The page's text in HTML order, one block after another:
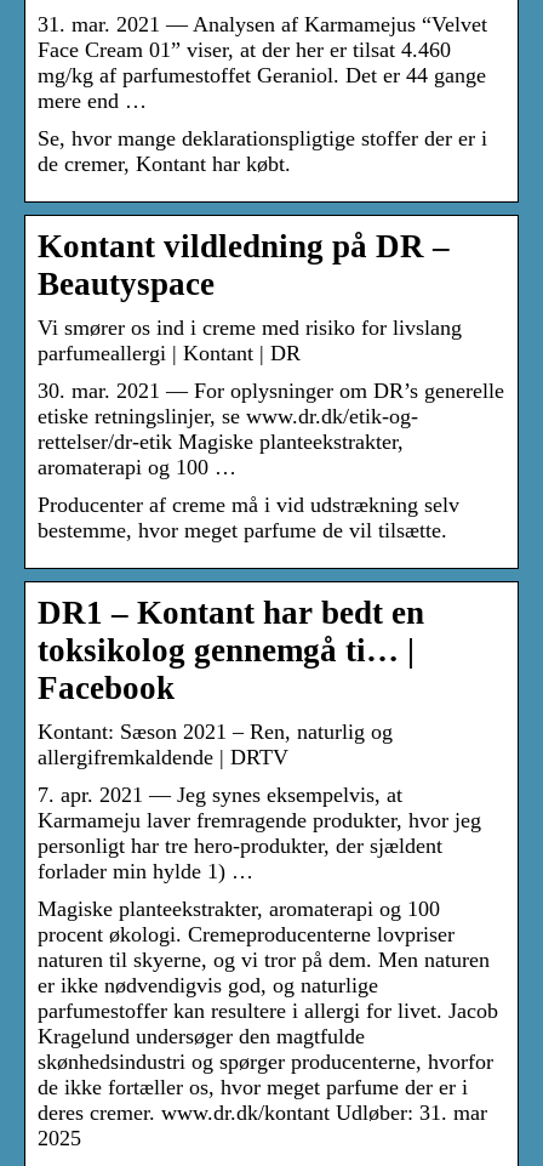
31. mar. 2021 — Analysen af Karmamejus “Velvet
Face Cream 01” viser, at der her er tilsat 4.460
mg/kg af parfumestoffet Geraniol. Det er 44 gange
mere end …
Se, hvor mange deklarationspligtige stoffer der er i
de cremer, Kontant har købt.
Kontant vildledning på DR –
Beautyspace
Vi smører os ind i creme med risiko for livslang
parfumeallergi | Kontant | DR
30. mar. 2021 — For oplysninger om DR’s generelle
etiske retningslinjer, se www.dr.dk/etik-og-
rettelser/dr-etik Magiske planteekstrakter,
aromaterapi og 100 …
Producenter af creme må i vid udstrækning selv
bestemme, hvor meget parfume de vil tilsætte.
DR1 – Kontant har bedt en
toksikolog gennemgå ti… |
Facebook
Kontant: Sæson 2021 – Ren, naturlig og
allergifremkaldende | DRTV
7. apr. 2021 — Jeg synes eksempelvis, at
Karmameju laver fremragende produkter, hvor jeg
personligt har tre hero-produkter, der sjældent
forlader min hylde 1) …
Magiske planteekstrakter, aromaterapi og 100
procent økologi. Cremeproducenterne lovpriser
naturen til skyerne, og vi tror på dem. Men naturen
er ikke nødvendigvis god, og naturlige
parfumestoffer kan resultere i allergi for livet. Jacob
Kragelund undersøger den magtfulde
skønhedsindustri og spørger producenterne, hvorfor
de ikke fortæller os, hvor meget parfume der er i
deres cremer. www.dr.dk/kontant Udløber: 31. mar
2025